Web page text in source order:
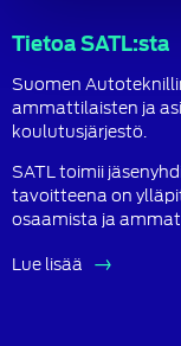
Tietoa SATL:sta
Suomen
ammattilaisten ja
koulutusjärjestö.
SATL toimii
tavoitteena on
osaamista ja
Lue lisää